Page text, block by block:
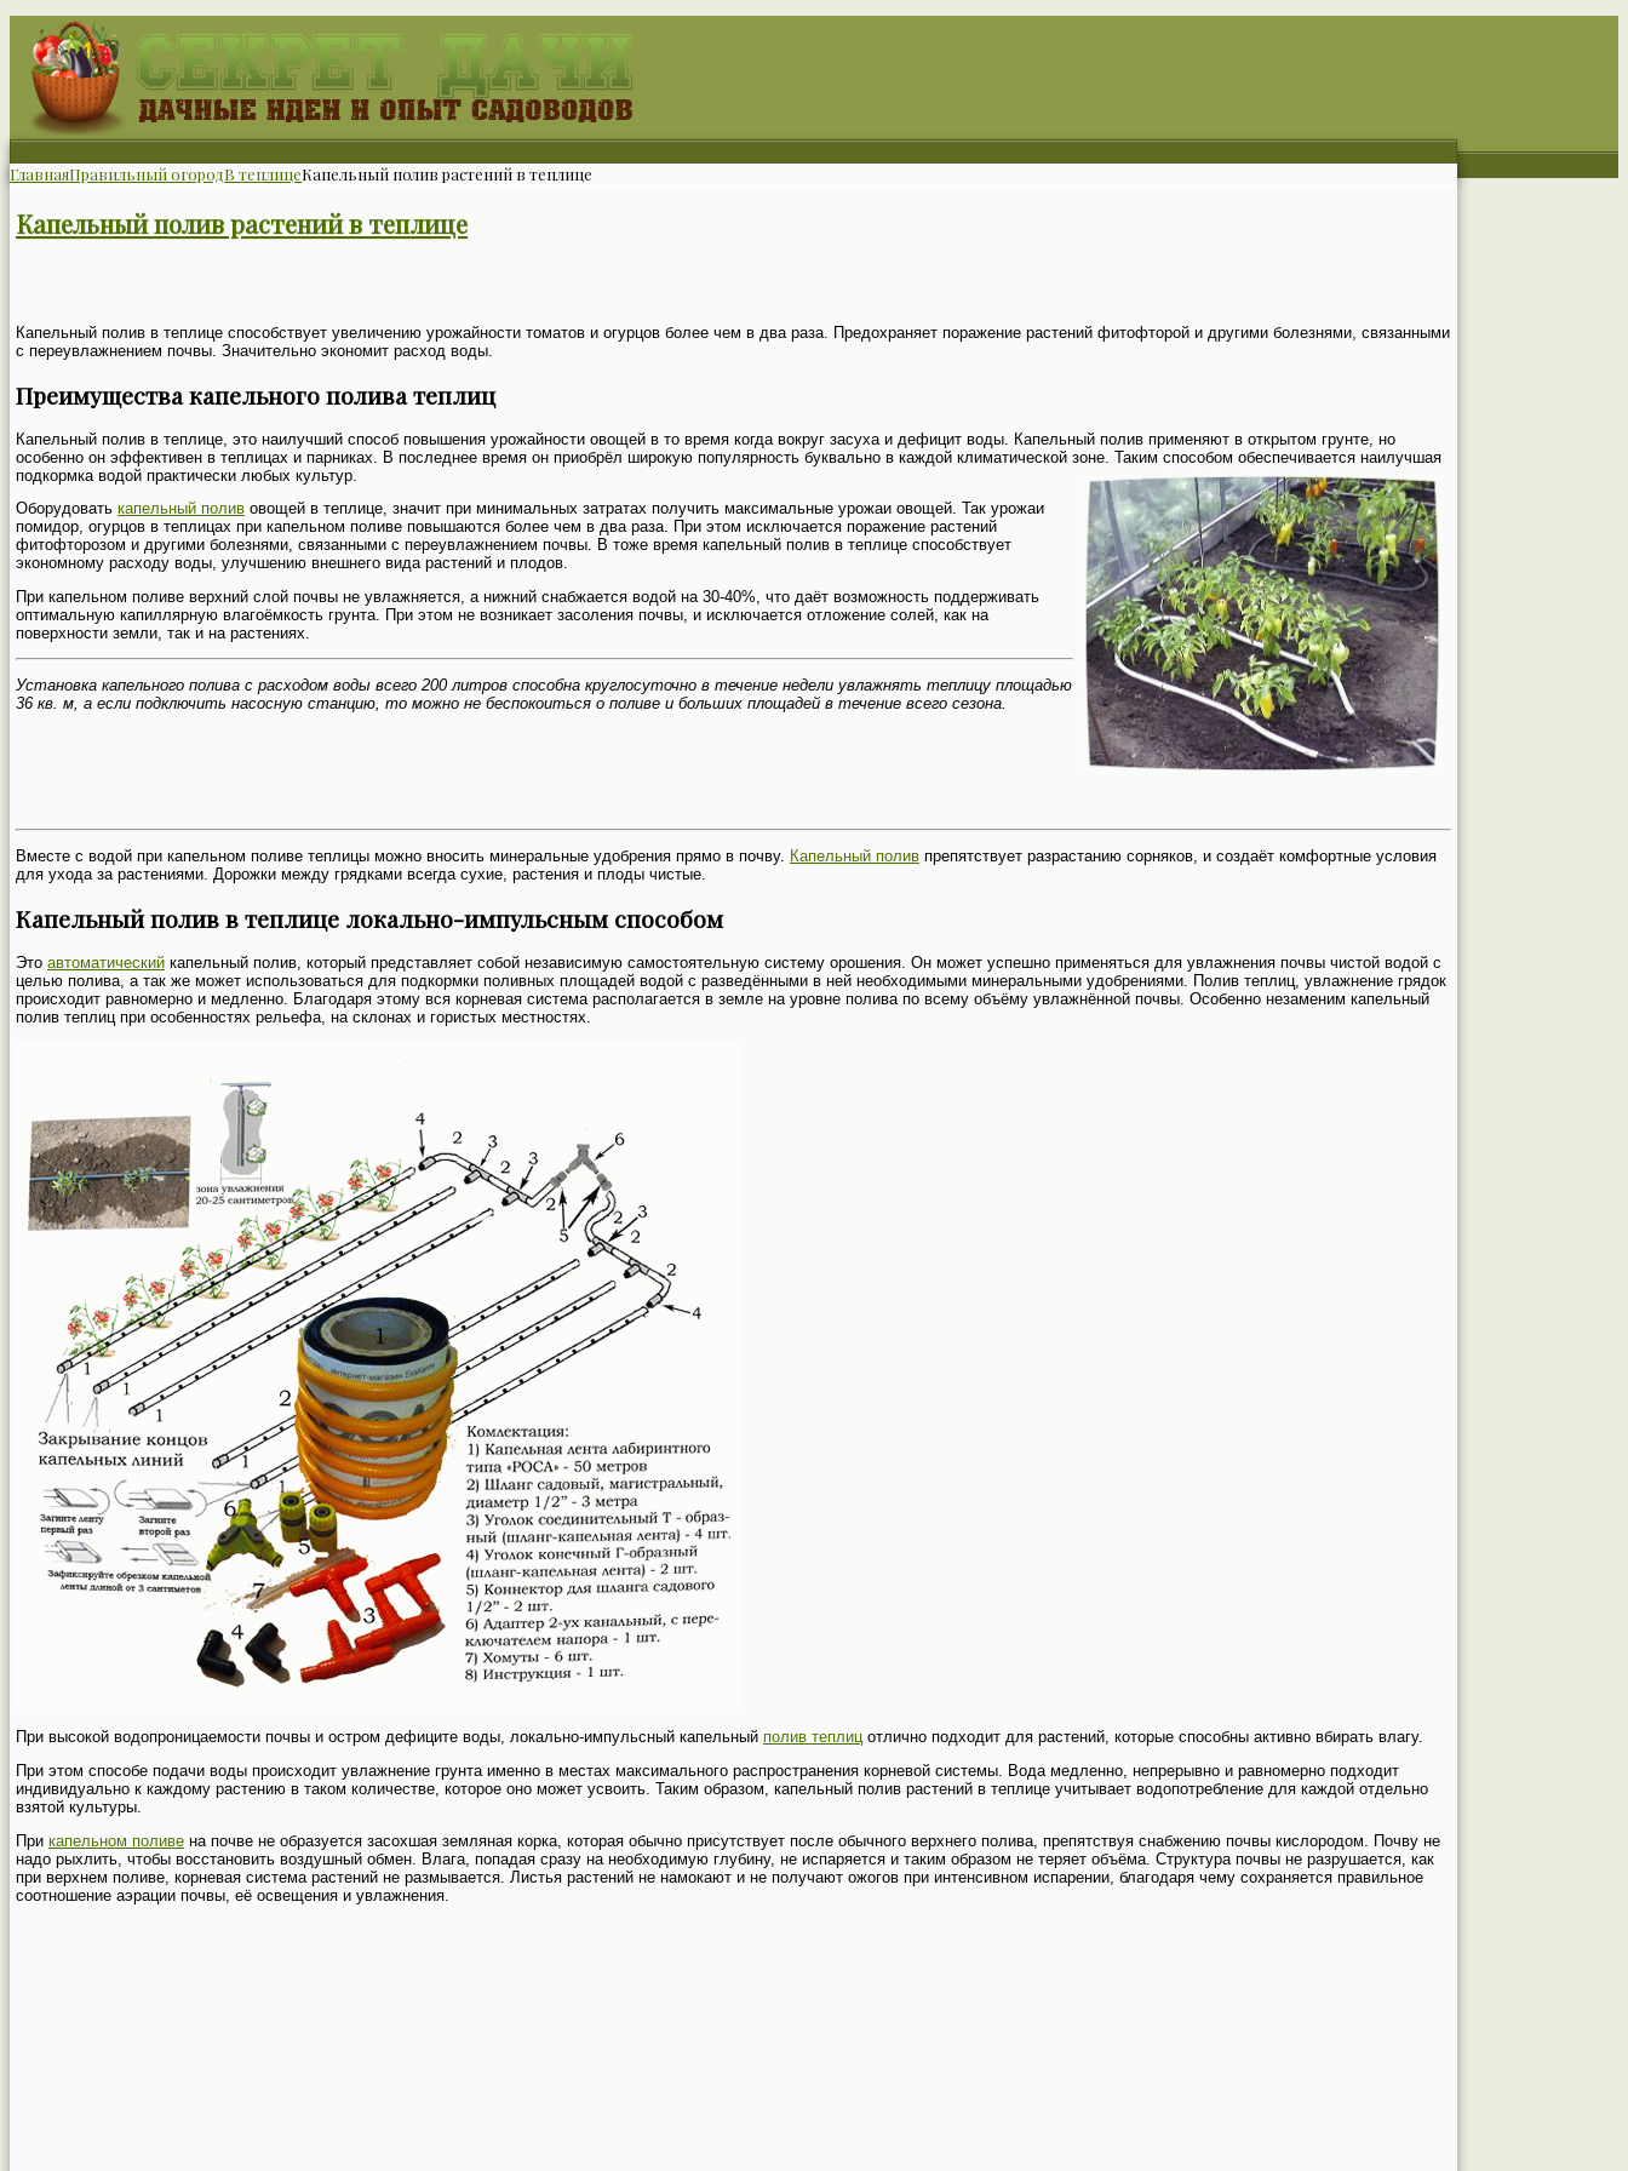
ГлавнаяПравильный огородВ теплицеКапельный полив растений в теплице
Капельный полив растений в теплице
Капельный полив в теплице способствует увеличению урожайности томатов и огурцов более чем в два раза. Предохраняет поражение растений фитофторой и другими болезнями, связанными
с переувлажнением почвы. Значительно экономит расход воды.
Преимущества капельного полива теплиц
Капельный полив в теплице, это наилучший способ повышения урожайности овощей в то время когда вокруг засуха и дефицит воды. Капельный полив применяют в открытом грунте, но
особенно он эффективен в теплицах и парниках. В последнее время он приобрёл широкую популярность буквально в каждой климатической зоне. Таким способом обеспечивается наилучшая
подкормка водой практически любых культур.
Оборудовать капельный полив овощей в теплице, значит при минимальных затратах получить максимальные урожаи овощей. Так урожаи
помидор, огурцов в теплицах при капельном поливе повышаются более чем в два раза. При этом исключается поражение растений
фитофторозом и другими болезнями, связанными с переувлажнением почвы. В тоже время капельный полив в теплице способствует
экономному расходу воды, улучшению внешнего вида растений и плодов.
При капельном поливе верхний слой почвы не увлажняется, а нижний снабжается водой на 30-40%, что даёт возможность поддерживать
оптимальную капиллярную влагоёмкость грунта. При этом не возникает засоления почвы, и исключается отложение солей, как на
поверхности земли, так и на растениях.
Установка капельного полива с расходом воды всего 200 литров способна круглосуточно в течение недели увлажнять теплицу площадью
36 кв. м, а если подключить насосную станцию, то можно не беспокоиться о поливе и больших площадей в течение всего сезона.
Вместе с водой при капельном поливе теплицы можно вносить минеральные удобрения прямо в почву. Капельный полив препятствует разрастанию сорняков, и создаёт комфортные условия
для ухода за растениями. Дорожки между грядками всегда сухие, растения и плоды чистые.
Капельный полив в теплице локально-импульсным способом
Это автоматический капельный полив, который представляет собой независимую самостоятельную систему орошения. Он может успешно применяться для увлажнения почвы чистой водой с
целью полива, а так же может использоваться для подкормки поливных площадей водой с разведёнными в ней необходимыми минеральными удобрениями. Полив теплиц, увлажнение грядок
происходит равномерно и медленно. Благодаря этому вся корневая система располагается в земле на уровне полива по всему объёму увлажнённой почвы. Особенно незаменим капельный
полив теплиц при особенностях рельефа, на склонах и гористых местностях.
При высокой водопроницаемости почвы и остром дефиците воды, локально-импульсный капельный полив теплицотлично подходит для растений, которые способны активно вбирать влагу.
При этом способе подачи воды происходит увлажнение грунта именно в местах максимального распространения корневой системы. Вода медленно, непрерывно и равномерно подходит
индивидуально к каждому растению в таком количестве, которое оно может усвоить. Таким образом, капельный полив растений в теплице учитывает водопотребление для каждой отдельно
взятой культуры.
При капельном поливе на почве не образуется засохшая земляная корка, которая обычно присутствует после обычного верхнего полива, препятствуя снабжению почвы кислородом. Почву не
надо рыхлить, чтобы восстановить воздушный обмен. Влага, попадая сразу на необходимую глубину, не испаряется и таким образом не теряет объёма. Структура почвы не разрушается, как
при верхнем поливе, корневая система растений не размывается. Листья растений не намокают и не получают ожогов при интенсивном испарении, благодаря чему сохраняется правильное
соотношение аэрации почвы, её освещения и увлажнения.